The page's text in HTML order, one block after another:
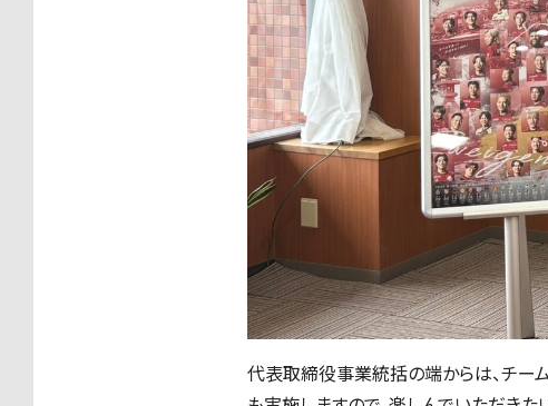
代表取締役事業統括の端からは、チー